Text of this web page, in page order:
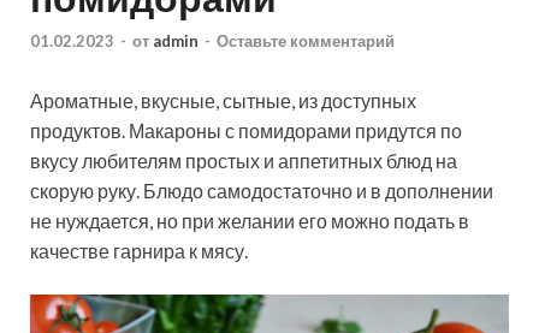
01.02.2023 - от admin - Оставьте комментарий
Ароматные, вкусные, сытные, из доступных
продуктов. Макароны с помидорами придутся по
вкусу любителям простых и аппетитных блюд на
скорую руку. Блюдо самодостаточно и в дополнении
не нуждается, но при желании его можно подать в
качестве гарнира к мясу.